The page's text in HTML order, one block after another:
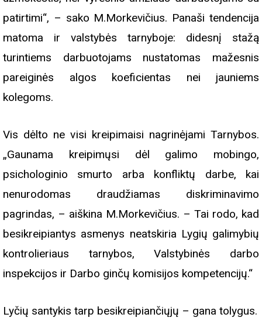
patirtimi“, – sako M.Morkevičius. Panaši tendencija
matoma ir valstybės tarnyboje: didesnį stažą
turintiems darbuotojams nustatomas mažesnis
pareiginės algos koeficientas nei jauniems
kolegoms.
Vis dėlto ne visi kreipimaisi nagrinėjami Tarnybos.
„Gaunama kreipimųsi dėl galimo mobingo,
psichologinio smurto arba konfliktų darbe, kai
nenurodomas draudžiamas diskriminavimo
pagrindas, – aiškina M.Morkevičius. – Tai rodo, kad
besikreipiantys asmenys neatskiria Lygių galimybių
kontrolieriaus tarnybos, Valstybinės darbo
inspekcijos ir Darbo ginčų komisijos kompetencijų.“
Lyčių santykis tarp besikreipiančiųjų – gana tolygus.